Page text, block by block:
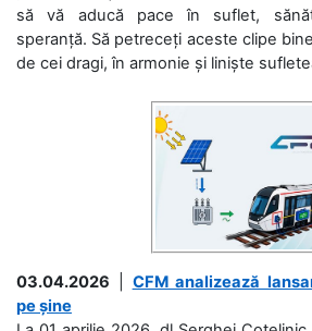
să vă aducă pace în suflet,
speranță. Să petreceți aceste clipe
de cei dragi, în armonie și liniște
03.04.2026
CFM analizează
pe șine